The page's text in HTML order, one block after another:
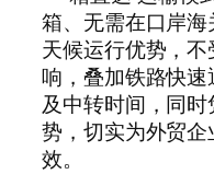
箱、无需在口岸
天候运行优势，
响，叠加铁路快
及中转时间，同
势，切实为外贸
效。